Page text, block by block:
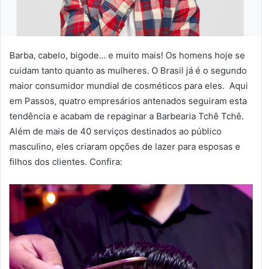
i
l
Barba, cabelo, bigode… e muito mais! Os homens hoje se
cuidam tanto quanto as mulheres. O Brasil já é o segundo
maior consumidor mundial de cosméticos para eles. Aqui
em Passos, quatro empresários antenados seguiram esta
tendência e acabam de repaginar a Barbearia Tchê Tchê.
Além de mais de 40 serviços destinados ao público
masculino, eles criaram opções de lazer para esposas e
filhos dos clientes. Confira: